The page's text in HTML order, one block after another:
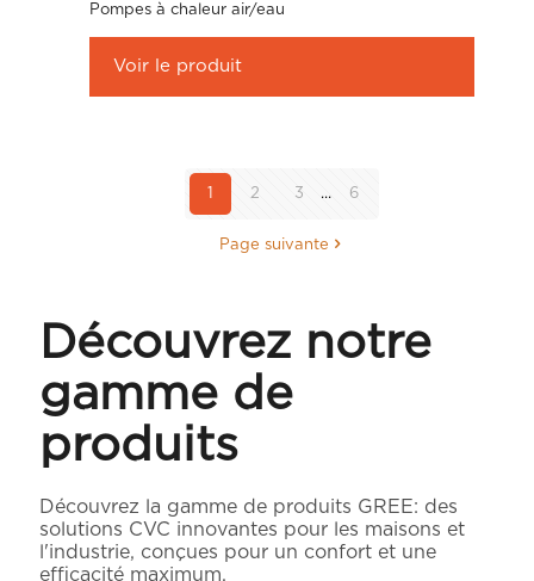
Pompes à chaleur air/eau
Voir le produit
1 2 3 ... 6
Page suivante
Découvrez notre
gamme de
produits
Découvrez la gamme de produits GREE: des
solutions CVC innovantes pour les maisons et
l'industrie, conçues pour un confort et une
efficacité maximum.